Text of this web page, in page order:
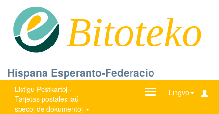
Bitoteko
Hispana Esperanto-Federacio
Listigu Poŝtkartoj ·
Tarjetas postales laŭ
specoj de dokumentoj
Lingvo
Ŝanĝu